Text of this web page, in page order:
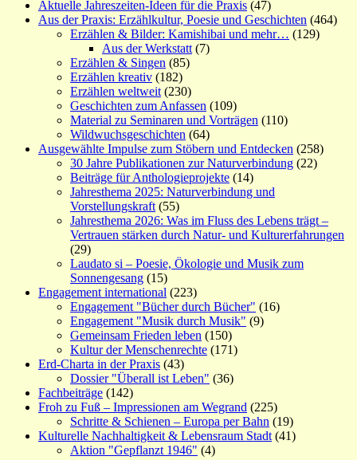
Aktuelle Jahreszeiten-Ideen für die Praxis (47)
Aus der Praxis: Erzählkultur, Poesie und Geschichten (464)
Erzählen & Bilder: Kamishibai und mehr… (129)
Aus der Werkstatt (7)
Erzählen & Singen (85)
Erzählen kreativ (182)
Erzählen weltweit (230)
Geschichten zum Anfassen (109)
Material zu Seminaren und Vorträgen (110)
Wildwuchsgeschichten (64)
Ausgewählte Impulse zum Stöbern und Entdecken (258)
30 Jahre Publikationen zur Naturverbindung (22)
Beiträge für Anthologieprojekte (14)
Jahresthema 2025: Naturverbindung und
Vorstellungskraft (55)
Jahresthema 2026: Was im Fluss des Lebens trägt –
Vertrauen stärken durch Natur- und Kulturerfahrungen
(29)
Laudato si – Poesie, Ökologie und Musik zum
Sonnengesang (15)
Engagement international (223)
Engagement "Bücher durch Bücher" (16)
Engagement "Musik durch Musik" (9)
Gemeinsam Frieden leben (150)
Kultur der Menschenrechte (171)
Erd-Charta in der Praxis (43)
Dossier "Überall ist Leben" (36)
Fachbeiträge (142)
Froh zu Fuß – Impressionen am Wegrand (225)
Schritte & Schienen – Europa per Bahn (19)
Kulturelle Nachhaltigkeit & Lebensraum Stadt (41)
Aktion "Gepflanzt 1946" (4)